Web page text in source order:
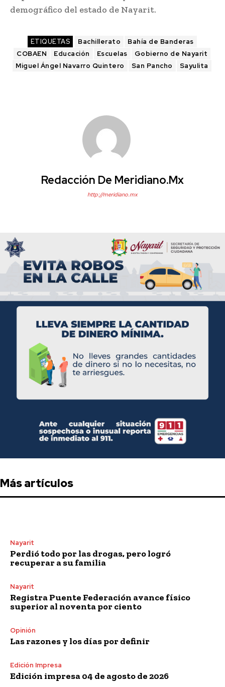
demográfico del estado de Nayarit.
ETIQUETAS Bachillerato
Bahía de Banderas
COBAEN
Educación Escuelas
Gobierno de Nayarit
Miguel Ángel Navarro Quintero
San Pancho Sayulita
Redacción De Meridiano.mx
http://meridiano.mx
Más artículos
Nayarit
Perdió todo por las drogas, pero logró
recuperar a su familia
Nayarit
Registra Puente Federación avance físico
superior al noventa por ciento
Opinión
Las razones y los días por definir
Edición Impresa
Edición impresa 04 de agosto de 2026